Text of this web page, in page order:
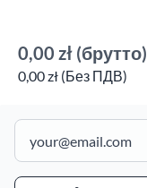
0,00 zł (брутто)
0,00 zł (Без ПДВ)